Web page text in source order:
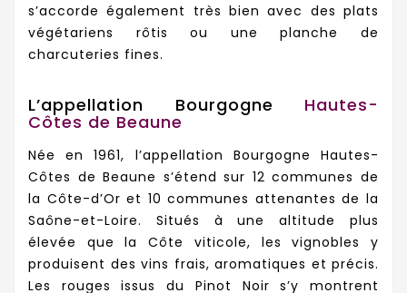
s’accorde également très bien avec des plats
végétariens rôtis ou une planche de
charcuteries fines.
L’appellation Bourgogne Hautes-
Côtes de Beaune
Née en 1961, l’appellation Bourgogne Hautes-
Côtes de Beaune s’étend sur 12 communes de
la Côte-d’Or et 10 communes attenantes de la
Saône-et-Loire. Situés à une altitude plus
élevée que la Côte viticole, les vignobles y
produisent des vins frais, aromatiques et précis.
Les rouges issus du Pinot Noir s’y montrent